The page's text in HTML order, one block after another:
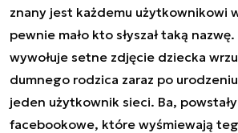
znany jest każdemu użytkownikowi
pewnie mało kto słyszał taką
wywołuje setne zdjęcie dziecka
dumnego rodzica zaraz po
jeden użytkownik sieci. Ba,
facebookowe, które wyśmiewają